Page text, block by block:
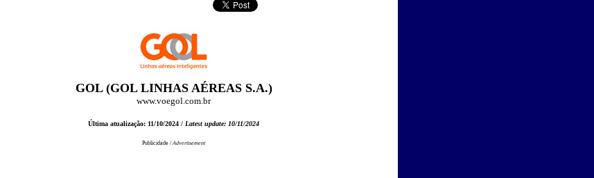
GOL (GOL LINHAS AÉREAS S.A.)
www.voegol.com.br
Última atualização: 11/10/2024 / Latest update: 10/11/2024
Publicidade /Advertisement